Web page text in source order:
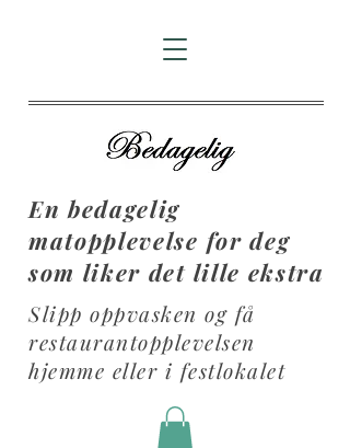
En bedagelig
matopplevelse for deg
som liker det lille ekstra
Slipp oppvasken og få
restaurantopplevelsen
hjemme eller i festlokalet